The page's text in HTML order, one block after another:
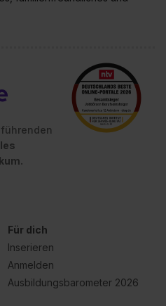
Für dich
Inserieren
Anmelden
Ausbildungsbarometer 2026